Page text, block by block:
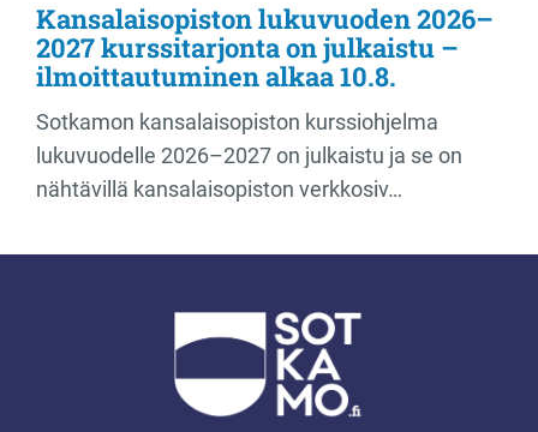
Kansalaisopiston lukuvuoden 2026–
2027 kurssitarjonta on julkaistu –
ilmoittautuminen alkaa 10.8.
Sotkamon kansalaisopiston kurssiohjelma
lukuvuodelle 2026–2027 on julkaistu ja se on
nähtävillä kansalaisopiston verkkosiv…